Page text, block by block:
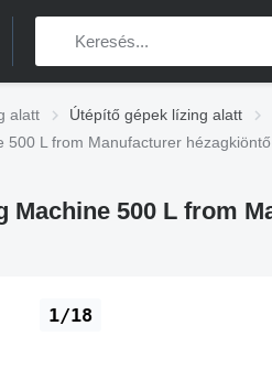
alatt Útépítő gépek lízing alatt
500 L from Manufacturer
Machine 500 L from
1/18